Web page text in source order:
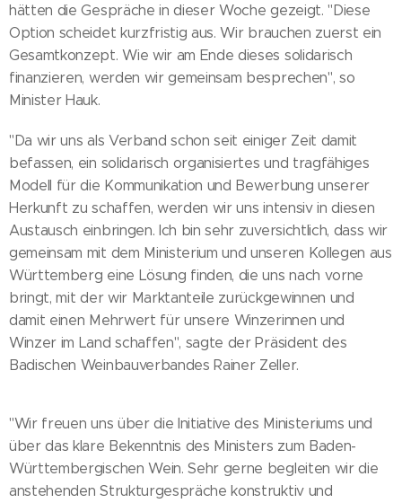
hätten die Gespräche in dieser Woche gezeigt. "Diese
Option scheidet kurzfristig aus. Wir brauchen zuerst ein
Gesamtkonzept. Wie wir am Ende dieses solidarisch
finanzieren, werden wir gemeinsam besprechen", so
Minister Hauk.
"Da wir uns als Verband schon seit einiger Zeit damit
befassen, ein solidarisch organisiertes und tragfähiges
Modell für die Kommunikation und Bewerbung unserer
Herkunft zu schaffen, werden wir uns intensiv in diesen
Austausch einbringen. Ich bin sehr zuversichtlich, dass wir
gemeinsam mit dem Ministerium und unseren Kollegen aus
Württemberg eine Lösung finden, die uns nach vorne
bringt, mit der wir Marktanteile zurückgewinnen und
damit einen Mehrwert für unsere Winzerinnen und
Winzer im Land schaffen", sagte der Präsident des
Badischen Weinbauverbandes Rainer Zeller.
"Wir freuen uns über die Initiative des Ministeriums und
über das klare Bekenntnis des Ministers zum Baden-
Württembergischen Wein. Sehr gerne begleiten wir die
anstehenden Strukturgespräche konstruktiv und